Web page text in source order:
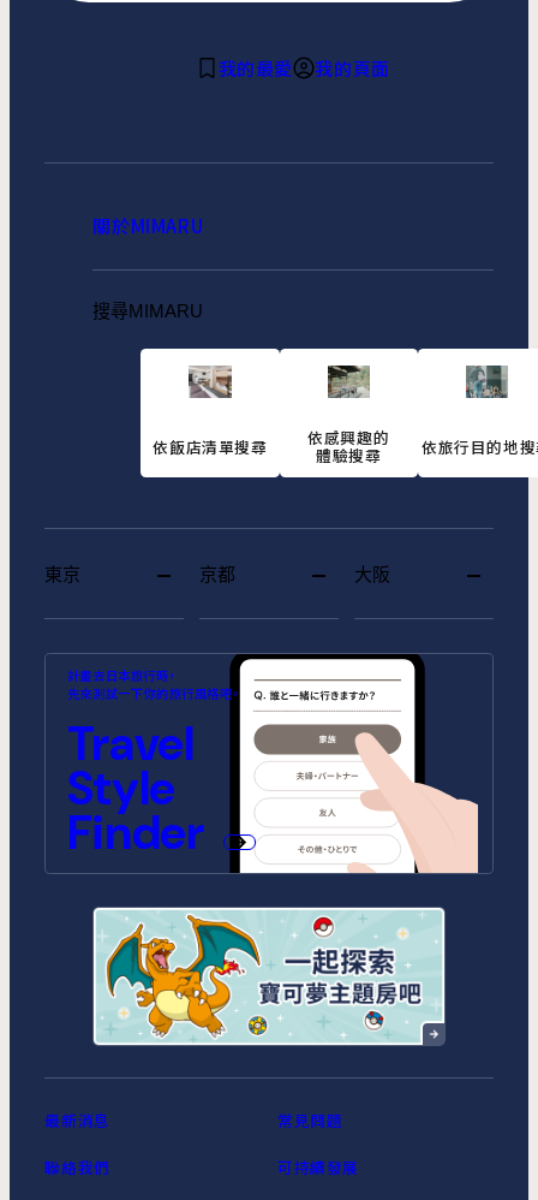
我的最愛 我的頁面
關於MIMARU
搜尋MIMARU
依飯店清單搜尋 依感興趣的
體驗搜尋 依旅行目的地
東京
MIMARU SUITES 東京浅草
MIMARU東京 池袋
MIMARU SUITES 東京日本橋
MIMARU東京 錦糸町
MIMARU東京 STATION EAST
MIMARU東京 赤坂
MIMARU東京 上野稲荷町
MIMARU東京 上野NORTH
MIMARU東京 上野EAST
MIMARU東京 上野御徒町
MIMARU東京 新宿WEST
MIMARU東京 日本橋水天宮前
MIMARU東京 八丁堀
MIMARU東京 浅草STATION
京都
MIMARU SUITES 京都
CENTRAL
MIMARU京都 河原町五条
MIMARU京都 STATION
MIMARU京都 新町三条
MIMARU京都 四条WEST(旧
MIMARU京都 西洞院高辻)
MIMARU京都 二条城
MIMARU SUITES 京都四条
大阪
MIMARU大阪 難波STATION
ANNEX (將於2026年10月1日開
MIMARU大阪 心斎橋CENTRAL
(將於2026年9月1日開幕)
MIMARU大阪 心斎橋NORTH
MIMARU大阪 心斎橋EAST
MIMARU大阪 難波STATION
MIMARU大阪 心斎橋WEST
MIMARU大阪 難波NORTH
計畫去日本旅行時，
先來測試一下你的旅行風格吧。
Travel
Style
Finder
最新消息 常見問題
聯絡我們 可持續發展